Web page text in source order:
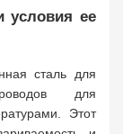
условия ее
сталь для
для
Этот